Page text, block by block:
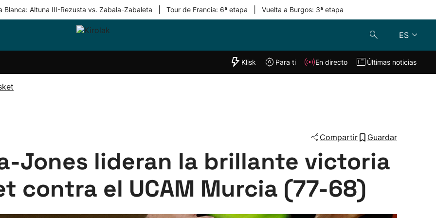
Blanca: Altuna III-Rezusta vs. Zabala-Zabaleta Tour de Francia: 6ª etapa Vuelta a Burgos: 3ª etapa
ES
Equipos
"Helmuga"
Klisk En directo
Klisk Para ti En directo Últimas noticias
Compartir Guardar
Jones lideran la brillante victoria
contra el UCAM Murcia (77-68)